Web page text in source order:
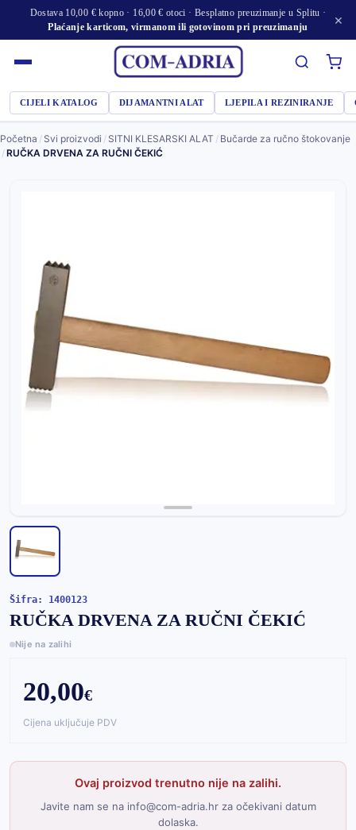
Dostava 10,00 € kopno · 16,00 € otoci · Besplatno preuzimanje u Splitu ·
Plaćanje karticom, virmanom ili gotovinom pri preuzimanju
×
CIJELI KATALOG DIJAMANTNI ALAT LJEPILA I REZINIRANJE
Početna / Svi proizvodi / SITNI KLESARSKI ALAT / Bučarde za ručno štokovanje
/RUČKA DRVENA ZA RUČNI ČEKIĆ
Šifra: 1400123
RUČKA DRVENA ZA RUČNI ČEKIĆ
Nije na zalihi
20,00€
Cijena uključuje PDV
Ovaj proizvod trenutno nije na zalihi.
Javite nam se na info@com-adria.hr za očekivani datum
dolaska.